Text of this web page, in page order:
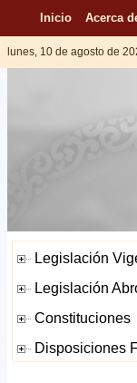
Inicio Acerca
lunes, 10 de agosto de